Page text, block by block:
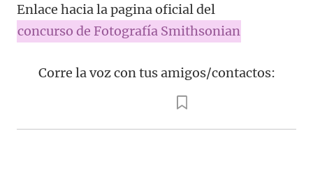
Enlace hacia la pagina oficial del
concurso de Fotografía Smithsonian
Corre la voz con tus amigos/contactos: